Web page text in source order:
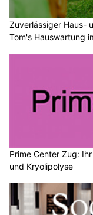
Zuverlässiger Haus-
Tom's Hauswartung
Prime Center Zug:
und Kryolipolyse